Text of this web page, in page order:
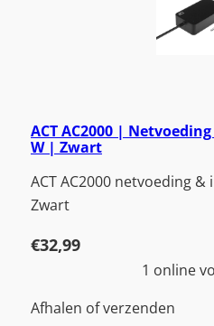
ACT AC2000 |
W | Zwart
ACT AC2000 netvoeding
Zwart
€32,99
1 online
Afhalen of verzenden